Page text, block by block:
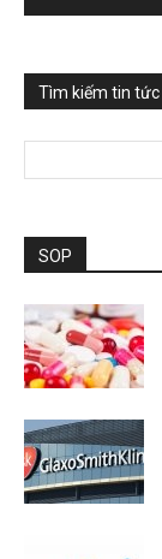
Tìm kiếm tin tức
SOP